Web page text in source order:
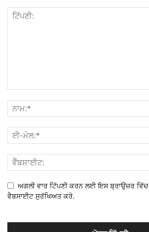
ਅਗਲੀ ਵਾਰ ਟਿੱਪਣੀ ਕਰਨ ਲਈ ਇਸ ਬ੍ਰਾਉਜ਼ਰ
ਵੈਬਸਾਈਟ ਸੁਰੱਖਿਅਤ ਕਰੋ.